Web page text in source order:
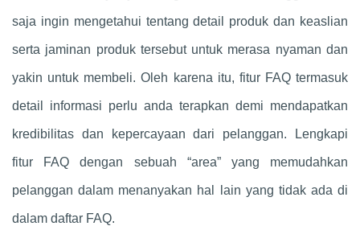
saja ingin mengetahui tentang detail produk dan keaslian
serta jaminan produk tersebut untuk merasa nyaman dan
yakin untuk membeli. Oleh karena itu, fitur FAQ termasuk
detail informasi perlu anda terapkan demi mendapatkan
kredibilitas dan kepercayaan dari pelanggan. Lengkapi
fitur FAQ dengan sebuah “area” yang memudahkan
pelanggan dalam menanyakan hal lain yang tidak ada di
dalam daftar FAQ.